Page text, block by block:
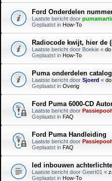
Ford Onderdelen
Laatste bericht door
Geplaatst in How-To
Radiocode kwijt, hier de
Laatste bericht door Boekie « do
Geplaatst in How-To
Puma onderdelen
Laatste bericht door Sjoerd «
Geplaatst in Overig
Ford Puma 6000-CD
Laatste bericht door
Geplaatst in FAQ
Ford Puma Handleiding
Laatste bericht door
Geplaatst in FAQ
led inbouwen
Laatste bericht door Geert01 «
Geplaatst in How-To